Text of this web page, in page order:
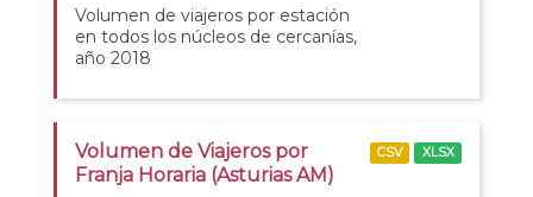
Volumen de viajeros por estación
en todos los núcleos de cercanías,
año 2018
Volumen de Viajeros por
Franja Horaria (Asturias AM)
CSV XLSX